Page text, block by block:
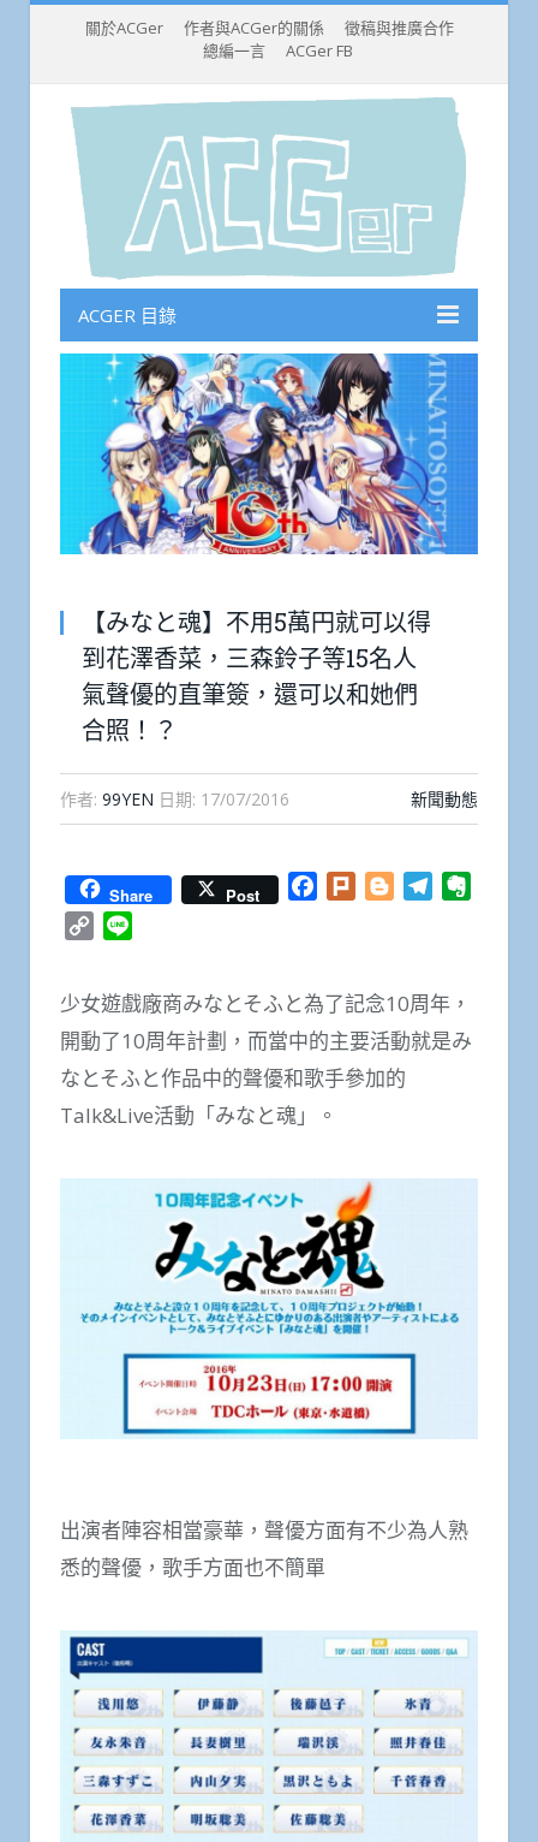
關於ACGer 作者與ACGer的關係
徵稿與推廣合作
總編一言
ACGer FB
ACGER 目錄
【みなと魂】不用5萬円就可以得
到花澤香菜，三森鈴子等15名人
氣聲優的直筆簽，還可以和她們
合照！？
作者: 99YEN 日期: 17/07/2016 新聞動態
Share Post Facebook
Plurk BloggerTelegram
Copy
少女遊戲廠商みなとそふと為了記念10周年，
開動了10周年計劃，而當中的主要活動就是み
なとそふと作品中的聲優和歌手參加的
Talk&Live活動「みなと魂」。
出演者陣容相當豪華，聲優方面有不少為人熟
悉的聲優，歌手方面也不簡單